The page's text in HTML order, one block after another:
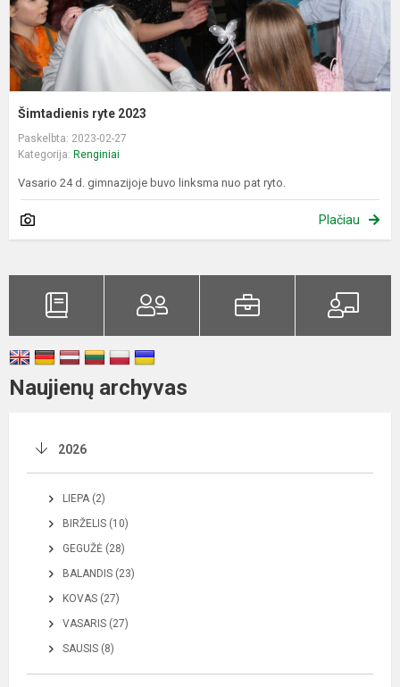
Šimtadienis ryte 2023
Paskelbta: 2023-02-27
Kategorija: Renginiai
Vasario 24 d. gimnazijoje buvo linksma nuo pat ryto.
Plačiau
Naujienų archyvas
2026
LIEPA (2)
BIRŽELIS (10)
GEGUŽĖ (28)
BALANDIS (23)
KOVAS (27)
VASARIS (27)
SAUSIS (8)